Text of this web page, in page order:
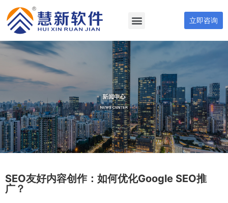
立即咨询
SEO友好内容创作：如何优化Google SEO推
广？